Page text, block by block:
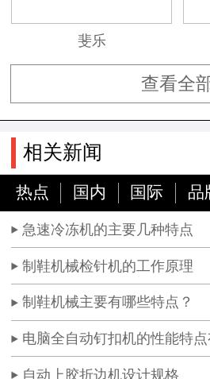
斐乐
查看全
相关新闻
热点 国内 国际 品
急速冷冻机的主要几种特点
制鞋机械检针机的工作原理
制鞋机械主要有哪些特点？
电脑全自动钉扣机的性能特点
自动上胶折边机设计规格